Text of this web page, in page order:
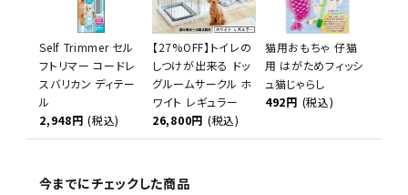
Self Trimmer セル
フトリマー コードレ
スバリカン ディテー
ル
2,948円 (税込)
【27%OFF】トイレの
しつけが出来る ドッ
グルームサークル ホ
ワイト レギュラー
26,800円 (税込)
猫用おもちゃ 仔猫
用 はがためフィッシ
ュ猫じゃらし
492円 (税込)
今までにチェックした商品